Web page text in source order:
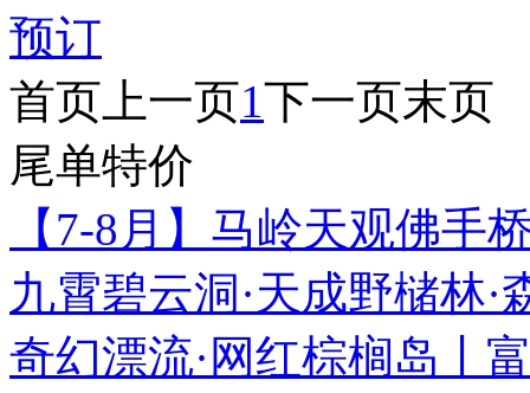
预订
首页 上一页1下一页末页
尾单特价
【7-8月】马岭天观佛手
九霄碧云洞·天成野槠林
奇幻漂流·网红棕榈岛丨